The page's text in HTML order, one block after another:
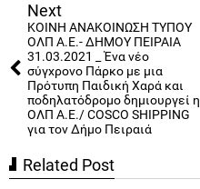
Next
ΚΟΙΝΗ ΑΝΑΚΟΙΝΩΣΗ ΤΥΠΟΥ
ΟΛΠ Α.Ε.- ΔΗΜΟΥ ΠΕΙΡΑΙΑ
31.03.2021 _ Ένα νέο
σύγχρονο Πάρκο με μια
Πρότυπη Παιδική Χαρά και
ποδηλατόδρομο δημιουργεί η
ΟΛΠ Α.Ε./ COSCO SHIPPING
για τον Δήμο Πειραιά
Related Post